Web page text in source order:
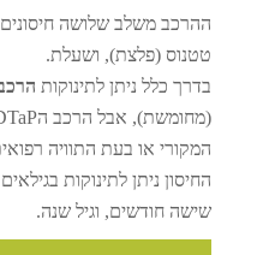
ההרכב משלב שלושה
טטנוס (פלצת), ושעלת.
בדרך כלל ניתן לתינוקות
המקורי או בעת התוויה
החיסון ניתן לתינוקות
שישה חודשים, וגיל שנה.